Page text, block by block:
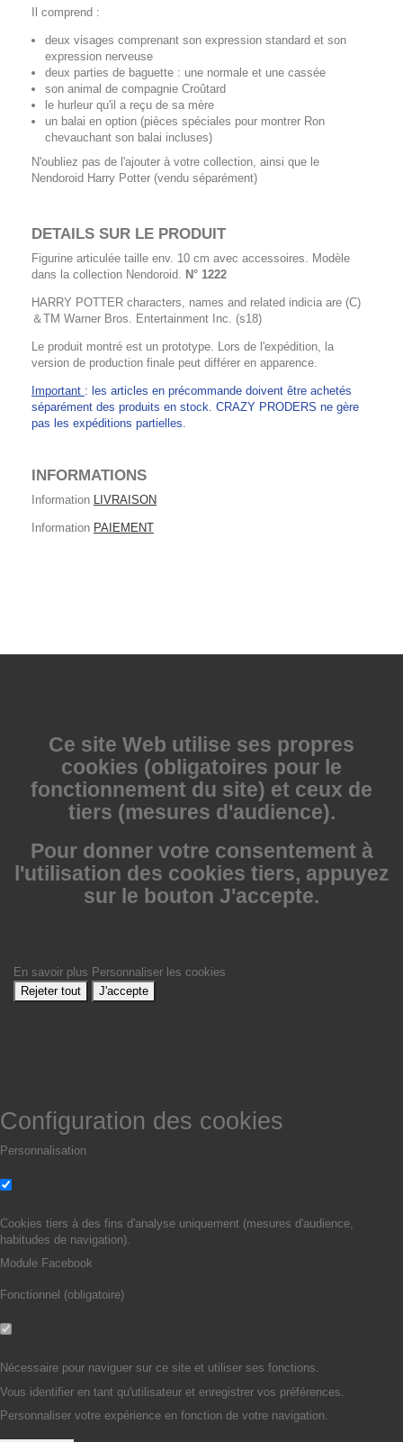
Il comprend :
deux visages comprenant son expression standard et son
expression nerveuse
deux parties de baguette : une normale et une cassée
son animal de compagnie Croûtard
le hurleur qu'il a reçu de sa mère
un balai en option (pièces spéciales pour montrer Ron
chevauchant son balai incluses)
N'oubliez pas de l'ajouter à votre collection, ainsi que le
Nendoroid Harry Potter (vendu séparément)
DETAILS SUR LE PRODUIT
Figurine articulée taille env. 10 cm avec accessoires. Modèle
dans la collection Nendoroid.
N° 1222
HARRY POTTER characters, names and related indicia are (C)
＆TM Warner Bros. Entertainment Inc. (s18)
Le produit montré est un prototype. Lors de l'expédition, la
version de production finale peut différer en apparence.
Important : les articles en précommande doivent être achetés
séparément des produits en stock. CRAZY PRODERS ne gère
pas les expéditions partielles.
INFORMATIONS
Information LIVRAISON
Information PAIEMENT
Ce site Web utilise ses propres
cookies (obligatoires pour le
fonctionnement du site) et ceux de
tiers (mesures d'audience).
Pour donner votre consentement à
l'utilisation des cookies tiers, appuyez
sur le bouton J'accepte.
En savoir plus Personnaliser les cookies
Rejeter tout
J'accepte
Configuration des cookies
Personnalisation
Cookies tiers à des fins d'analyse uniquement (mesures d'audience,
habitudes de navigation).
Module Facebook
Fonctionnel (obligatoire)
Nécessaire pour naviguer sur ce site et utiliser ses fonctions.
Vous identifier en tant qu'utilisateur et enregistrer vos préférences.
Personnaliser votre expérience en fonction de votre navigation.